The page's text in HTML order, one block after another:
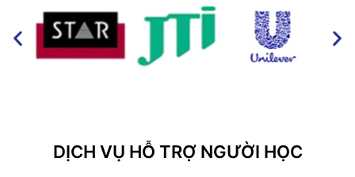
DỊCH VỤ HỖ TRỢ NGƯỜI HỌC